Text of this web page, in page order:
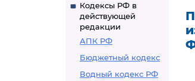
Кодексы РФ в
действующей
редакции
АПК РФ
Бюджетный кодекс
Водный кодекс РФ